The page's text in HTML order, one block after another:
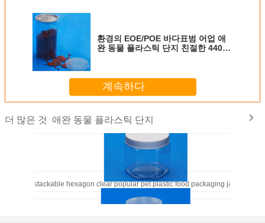
환경의 EOE/POE 바다표범 어업 애
완 동물 플라스틱 단지 친절한 440Ml
계속하다
더 많은 것 애완 동물 플라스틱 단지
popular stackable hexagon clear popular pet plastic food packaging jar with